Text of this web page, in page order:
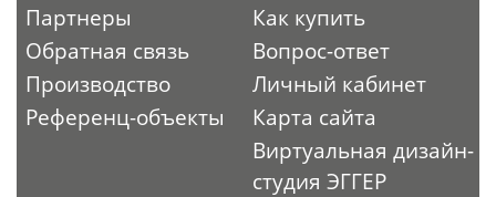
Партнеры
Обратная связь
Производство
Референц-объекты
Как купить
Вопрос-ответ
Личный кабинет
Карта сайта
Виртуальная дизайн-
студия ЭГГЕР